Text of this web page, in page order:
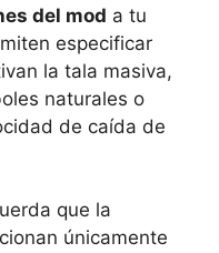
del mod a tu
especificar
la tala masiva,
naturales o
de caída de
que la
únicamente